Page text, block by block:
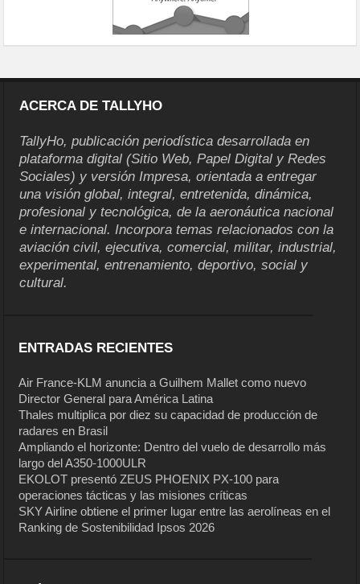
ACERCA DE TALLYHO
TallyHo, publicación periodística desarrollada en
plataforma digital (Sitio Web, Papel Digital y Redes
Sociales) y versión Impresa, orientada a entregar
una visión global, integral, entretenida, dinámica,
profesional y tecnológica, de la aeronáutica nacional
e internacional. Incorpora temas relacionados con la
aviación civil, ejecutiva, comercial, militar, industrial,
experimental, entrenamiento, deportivo, social y
cultural.
ENTRADAS RECIENTES
Air France-KLM anuncia a Guilhem Mallet como nuevo
Director General para América Latina
Thales multiplica por diez su capacidad de producción de
radares en Brasil
Ampliando el horizonte: Dentro del vuelo de desarrollo más
largo del A350-1000ULR
EKOLOT presentó ZEUS PHOENIX PX-100 para
operaciones tácticas y las misiones críticas
SKY Airline obtiene el primer lugar entre las aerolíneas en el
Ranking de Sostenibilidad Ipsos 2026